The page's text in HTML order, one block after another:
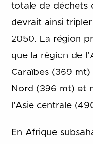
totale de déchets
devrait ainsi
2050. La région
que la région de
Caraïbes (369 mt)
Nord (396 mt) et
l’Asie centrale
En Afrique